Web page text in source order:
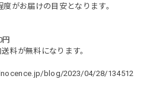
がお届けの目安となります。
円
料が無料になります。
blog/2023/04/28/134512